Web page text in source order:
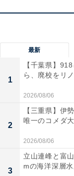
最新
1
【千葉県】
ら、廃校をリ
2026/08/06
2
【三重県】伊
唯一のコメダ
2026/08/06
3
立山連峰と富
mの海洋深層